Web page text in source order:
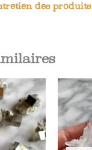
des produits